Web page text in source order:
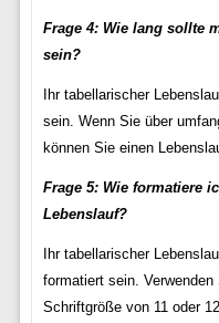
Frage 4: Wie lang sollte
sein?
Ihr tabellarischer
sein. Wenn Sie über
können Sie einen
Frage 5: Wie formatiere
Lebenslauf?
Ihr tabellarischer
formatiert sein.
Schriftgröße von 11 oder